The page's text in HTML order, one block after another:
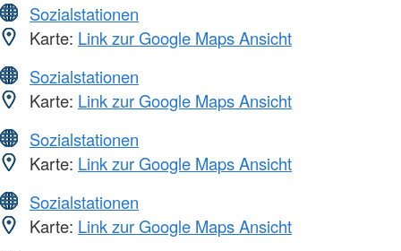
Sozialstationen
Karte: Link zur Google Maps Ansicht
Sozialstationen
Karte: Link zur Google Maps Ansicht
Sozialstationen
Karte: Link zur Google Maps Ansicht
Sozialstationen
Karte: Link zur Google Maps Ansicht